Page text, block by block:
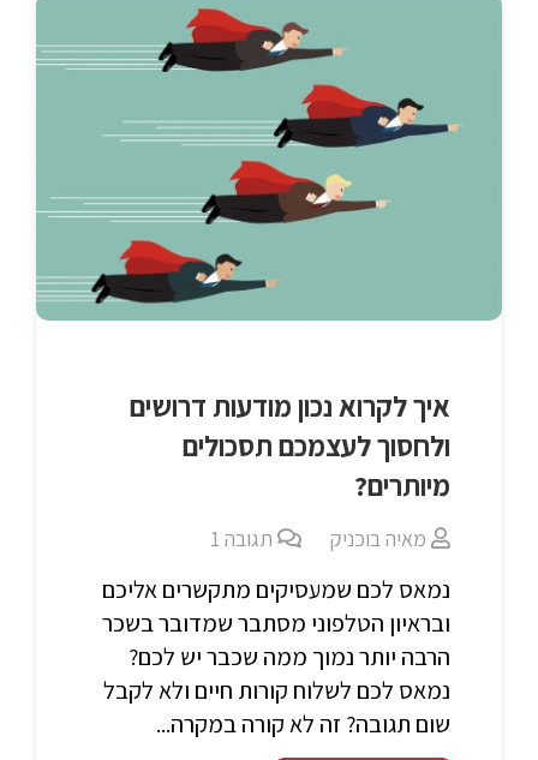
איך לקרוא נכון מודעות דרושים
ולחסוך לעצמכם תסכולים
מיותרים?
מאיה בוכניק תגובה1
נמאס לכם שמעסיקים מתקשרים אליכם
ובראיון הטלפוני מסתבר שמדובר בשכר
הרבה יותר נמוך ממה שכבר יש לכם?
נמאס לכם לשלוח קורות חיים ולא לקבל
שום תגובה? זה לא קורה במקרה...